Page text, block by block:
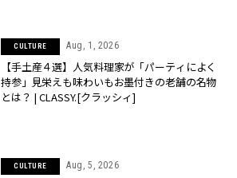
CULTURE Aug, 1, 2026
【手土産４選】人気料理家が「パーティによく
持参」見栄えも味わいもお墨付きの老舗の名物
とは？ | CLASSY.[クラッシィ]
CULTURE Aug, 5, 2026